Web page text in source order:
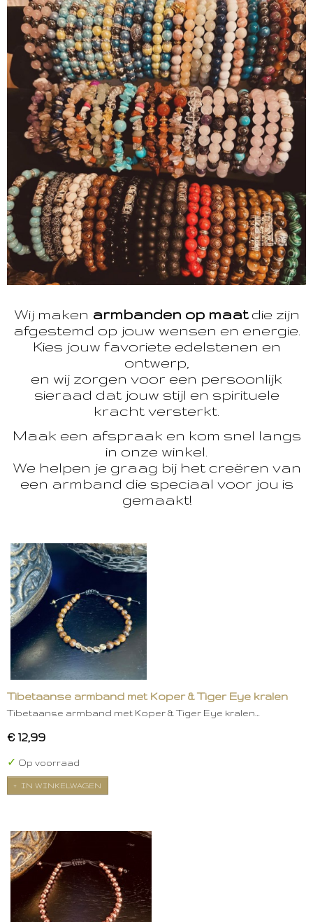
Wij maken armbanden op maatdie zijn
afgestemd op jouw wensen en energie.
Kies jouw favoriete edelstenen en
ontwerp,
en wij zorgen voor een persoonlijk
sieraad dat jouw stijl en spirituele
kracht versterkt.
Maak een afspraak en kom snel langs
in onze winkel.
We helpen je graag bij het creëren van
een armband die speciaal voor jou is
gemaakt!
Tibetaanse armband met Koper & Tiger Eye kralen
Tibetaanse armband met Koper & Tiger Eye kralen…
€ 12,99
✓ Op voorraad
IN WINKELWAGEN